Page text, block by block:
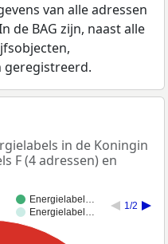
van alle adressen
de BAG zijn, naast alle
geregistreerd.
in de Koningin
F (4 adressen) en
Energielabel…
Energielabel…
1/2